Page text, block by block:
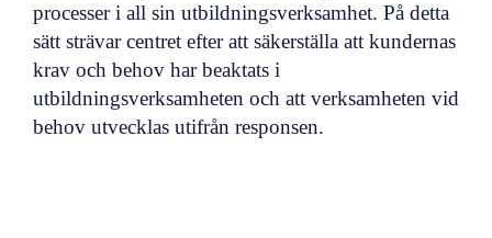
processer i all sin utbildningsverksamhet. På detta
sätt strävar centret efter att säkerställa att kundernas
krav och behov har beaktats i
utbildningsverksamheten och att verksamheten vid
behov utvecklas utifrån responsen.